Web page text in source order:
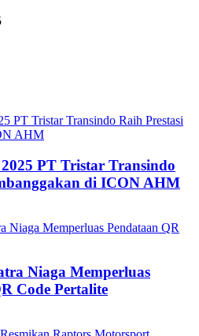
PT Tristar Transindo
di ICON AHM
Niaga Memperluas
Code Pertalite